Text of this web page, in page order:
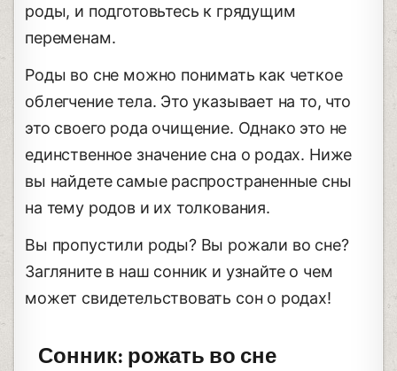
роды, и подготовьтесь к грядущим
переменам.
Роды во сне можно понимать как четкое
облегчение тела. Это указывает на то, что
это своего рода очищение. Однако это не
единственное значение сна о родах. Ниже
вы найдете самые распространенные сны
на тему родов и их толкования.
Вы пропустили роды? Вы рожали во сне?
Загляните в наш сонник и узнайте о чем
может свидетельствовать сон о родах!
Сонник: рожать во сне